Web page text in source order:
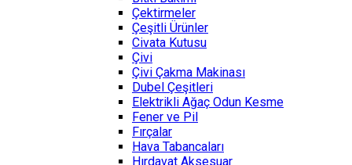
Çektirmeler
Çeşitli Ürünler
Civata Kutusu
Çivi
Çivi Çakma Makinası
Dubel Çeşitleri
Elektrikli Ağaç Odun Kesme
Fener ve Pil
Fırçalar
Hava Tabancaları
Hırdavat Aksesuar